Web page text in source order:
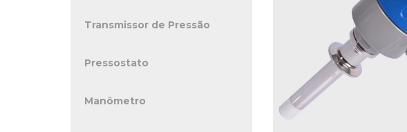
Transmissor de Pressão
Pressostato
Manômetro